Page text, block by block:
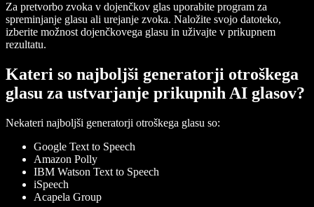
Za pretvorbo zvoka v dojenčkov glas uporabite program za
spreminjanje glasu ali urejanje zvoka. Naložite svojo datoteko,
izberite možnost dojenčkovega glasu in uživajte v prikupnem
rezultatu.
Kateri so najboljši generatorji otroškega
glasu za ustvarjanje prikupnih AI glasov?
Nekateri najboljši generatorji otroškega glasu so:
Google Text to Speech
Amazon Polly
IBM Watson Text to Speech
iSpeech
Acapela Group